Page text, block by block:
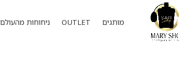
מותגים OUTLET ניחוחות